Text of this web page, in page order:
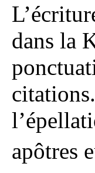
dans la
apôtres